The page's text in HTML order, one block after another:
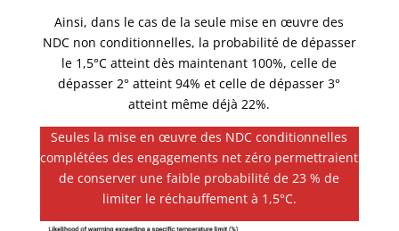
Ainsi, dans le cas de la seule mise en œuvre des
NDC non conditionnelles, la probabilité de dépasser
le 1,5°C atteint dès maintenant 100%, celle de
dépasser 2° atteint 94% et celle de dépasser 3°
atteint même déjà 22%.
Seules la mise en œuvre des NDC conditionnelles
complétées des engagements net zéro permettraient
de conserver une faible probabilité de 23 % de
limiter le réchauffement à 1,5°C.